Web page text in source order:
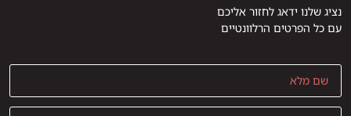
נציג שלנו ידאג לחזור אליכם
עם כל הפרטים הרלוונטיים